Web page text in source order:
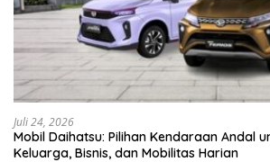
Juli 24, 2026
Mobil Daihatsu: Pilihan Kendaraan Andal
Keluarga, Bisnis, dan Mobilitas Harian